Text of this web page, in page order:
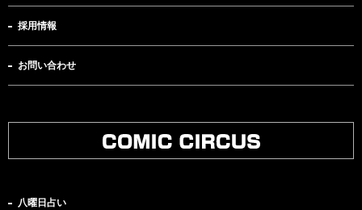
採用情報
お問い合わせ
八曜日占い